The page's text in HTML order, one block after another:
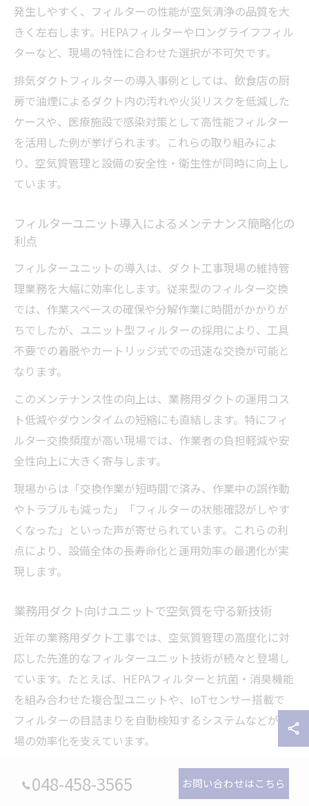
発生しやすく、フィルターの性能が空気清浄の品質を大
きく左右します。HEPAフィルターやロングライフフィル
ターなど、現場の特性に合わせた選択が不可欠です。
排気ダクトフィルターの導入事例としては、飲食店の厨
房で油煙によるダクト内の汚れや火災リスクを低減した
ケースや、医療施設で感染対策として高性能フィルター
を活用した例が挙げられます。これらの取り組みによ
り、空気質管理と設備の安全性・衛生性が同時に向上し
ています。
フィルターユニット導入によるメンテナンス簡略化の
利点
フィルターユニットの導入は、ダクト工事現場の維持管
理業務を大幅に効率化します。従来型のフィルター交換
では、作業スペースの確保や分解作業に時間がかかりが
ちでしたが、ユニット型フィルターの採用により、工具
不要での着脱やカートリッジ式での迅速な交換が可能と
なります。
このメンテナンス性の向上は、業務用ダクトの運用コス
ト低減やダウンタイムの短縮にも直結します。特にフィ
ルター交換頻度が高い現場では、作業者の負担軽減や安
全性向上に大きく寄与します。
現場からは「交換作業が短時間で済み、作業中の誤作動
やトラブルも減った」「フィルターの状態確認がしやす
くなった」といった声が寄せられています。これらの利
点により、設備全体の長寿命化と運用効率の最適化が実
現します。
業務用ダクト向けユニットで空気質を守る新技術
近年の業務用ダクト工事では、空気質管理の高度化に対
応した先進的なフィルターユニット技術が続々と登場し
ています。たとえば、HEPAフィルターと抗菌・消臭機能
を組み合わせた複合型ユニットや、IoTセンサー搭載で
フィルターの目詰まりを自動検知するシステムなどが現
場の効率化を支えています。
これらの新技術は、クリーンルームや医療施設、食品工
場など厳しい空気質基準を満たす必要がある現場で特に
048-458-3565 お問い合わせはこちら